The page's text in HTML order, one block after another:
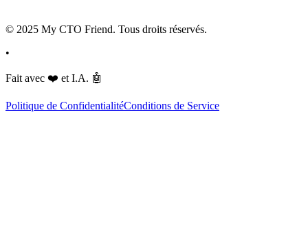
© 2025 My CTO Friend. Tous droits réservés.
•
Fait avec ❤️ et I.A. 🤖
Politique de ConfidentialitéConditions de Service